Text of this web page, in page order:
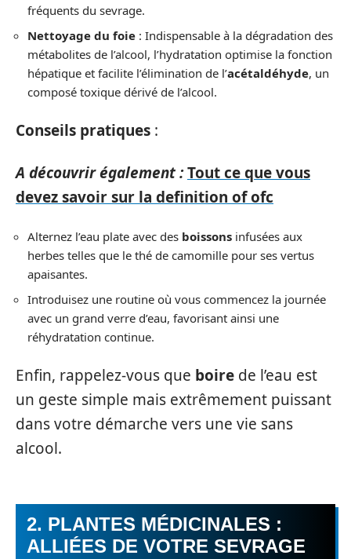
fréquents du sevrage.
Nettoyage du foie : Indispensable à la dégradation des
métabolites de l’alcool, l’hydratation optimise la fonction
hépatique et facilite l’élimination de l’acétaldéhyde, un
composé toxique dérivé de l’alcool.
Conseils pratiques :
A découvrir également :Tout ce que vous
devez savoir sur la definition of ofc
Alternez l’eau plate avec des boissons infusées aux
herbes telles que le thé de camomille pour ses vertus
apaisantes.
Introduisez une routine où vous commencez la journée
avec un grand verre d’eau, favorisant ainsi une
réhydratation continue.
Enfin, rappelez-vous que boire de l’eau est
un geste simple mais extrêmement puissant
dans votre démarche vers une vie sans
alcool.
2. PLANTES MÉDICINALES :
ALLIÉES DE VOTRE SEVRAGE